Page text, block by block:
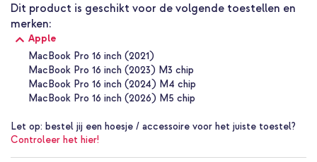
All-round bescherming
De Burga Hardshell laptophoes biedt bescherming tegen
oppervlakkige krassen, lichte deuken en kleine stoten. Dit komt
vooral goed van pas wanneer je jouw MacBook frequent in een tas
of rugzak vervoert, waar het in contact kan komen met andere
items.
Waarom de Burga Hardshell Cover?
Behoudt het dunne design van je laptop dankzij het slanke
ontwerp
Biedt dagelijkse bescherming met bedekking van beide zijden
Dit product is geschikt voor de volgende toestellen en
merken:
Apple
MacBook Pro 16 inch (2021)
MacBook Pro 16 inch (2023) M3 chip
MacBook Pro 16 inch (2024) M4 chip
MacBook Pro 16 inch (2026) M5 chip
Let op: bestel jij een hoesje / accessoire voor het juiste toestel?
Controleer het hier!